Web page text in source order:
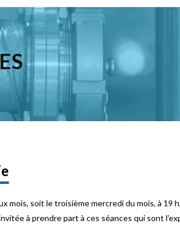
mois, soit le troisième mercredi du mois, à 19
à prendre part à ces séances qui sont